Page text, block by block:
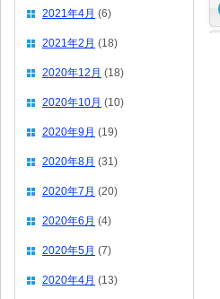
2021年4月 (6)
2021年2月 (18)
2020年12月 (18)
2020年10月 (10)
2020年9月 (19)
2020年8月 (31)
2020年7月 (20)
2020年6月 (4)
2020年5月 (7)
2020年4月 (13)